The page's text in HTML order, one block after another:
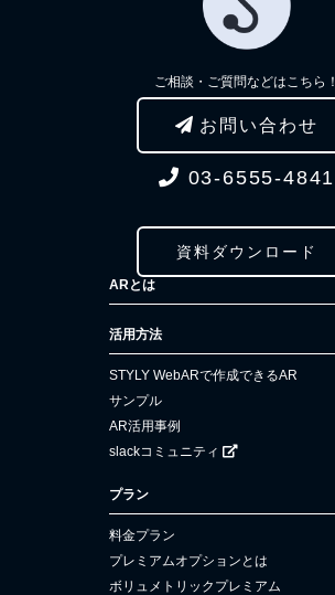
ご相談・ご質問などはこちら！
お問い合わせ
03-6555-4841
資料ダウンロード
ARとは
活用方法
STYLY WebARで作成できるAR
サンプル
AR活用事例
slackコミュニティ
プラン
料金プラン
プレミアムオプションとは
ボリュメトリックプレミアム